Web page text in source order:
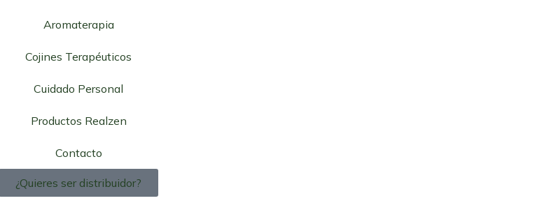
Aromaterapia
Cojines Terapéuticos
Cuidado Personal
Productos Realzen
Contacto
¿Quieres ser distribuidor?